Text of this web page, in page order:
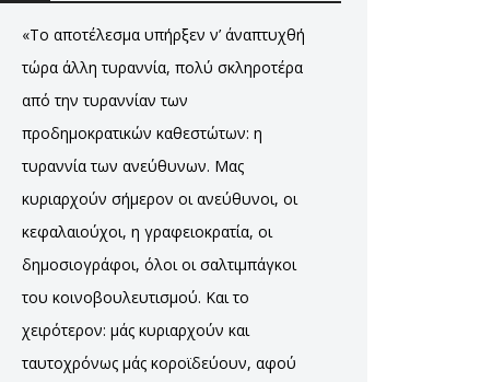
«Το αποτέλεσμα υπήρξεν ν’ άναπτυχθή
τώρα άλλη τυραννία, πολύ σκληροτέρα
από την τυραννίαν των
προδημοκρατικών καθεστώτων: η
τυραννία των ανεύθυνων. Μας
κυριαρχούν σήμερον οι ανεύθυνοι, οι
κεφαλαιούχοι, η γραφειοκρατία, οι
δημοσιογράφοι, όλοι οι σαλτιμπάγκοι
του κοινοβουλευτισμού. Και το
χειρότερον: μάς κυριαρχούν και
ταυτοχρόνως μάς κοροϊδεύουν, αφού